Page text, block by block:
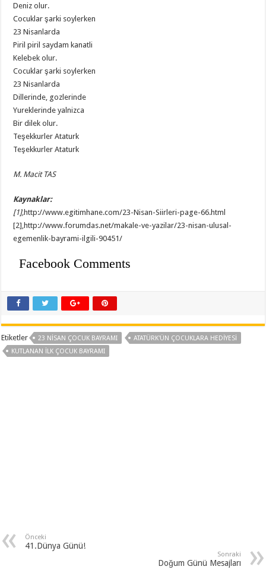
Deniz olur.
Cocuklar şarki soylerken
23 Nisanlarda
Piril piril saydam kanatli
Kelebek olur.
Cocuklar şarki soylerken
23 Nisanlarda
Dillerinde, gozlerinde
Yureklerinde yalnizca
Bir dilek olur.
Teşekkurler Ataturk
Teşekkurler Ataturk
M. Macit TAS
Kaynaklar:
[1],http://www.egitimhane.com/23-Nisan-Siirleri-page-66.html
[2],http://www.forumdas.net/makale-ve-yazilar/23-nisan-ulusal-
egemenlik-bayrami-ilgili-90451/
Facebook Comments
Etiketler 23 NISAN ÇOCUK BAYRAMI
ATATÜRK'ÜN ÇOCUKLARA HEDIYESI
KUTLANAN İLK ÇOCUK BAYRAMI
Önceki
41.Dünya Günü!
Sonraki
Doğum Günü Mesajları